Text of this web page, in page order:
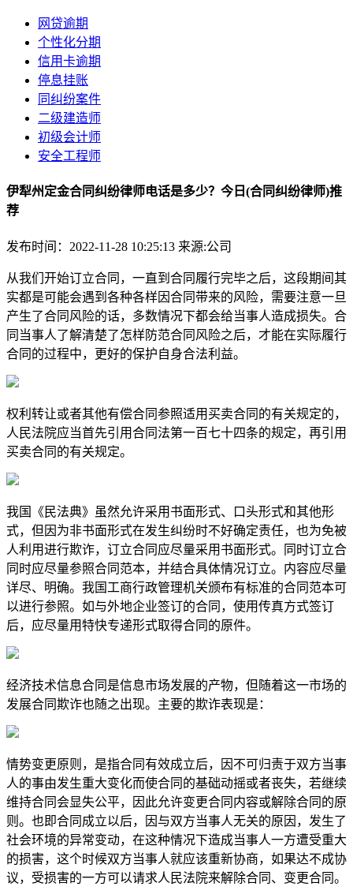
网贷逾期
个性化分期
信用卡逾期
停息挂账
同纠纷案件
二级建造师
初级会计师
安全工程师
伊犁州定金合同纠纷律师电话是多少？今日(合同纠纷律师)推
荐
发布时间：2022-11-28 10:25:13 来源:公司
从我们开始订立合同，一直到合同履行完毕之后，这段期间其
实都是可能会遇到各种各样因合同带来的风险，需要注意一旦
产生了合同风险的话，多数情况下都会给当事人造成损失。合
同当事人了解清楚了怎样防范合同风险之后，才能在实际履行
合同的过程中，更好的保护自身合法利益。
权利转让或者其他有偿合同参照适用买卖合同的有关规定的，
人民法院应当首先引用合同法第一百七十四条的规定，再引用
买卖合同的有关规定。
我国《民法典》虽然允许采用书面形式、口头形式和其他形
式，但因为非书面形式在发生纠纷时不好确定责任，也为免被
人利用进行欺诈，订立合同应尽量采用书面形式。同时订立合
同时应尽量参照合同范本，并结合具体情况订立。内容应尽量
详尽、明确。我国工商行政管理机关颁布有标准的合同范本可
以进行参照。如与外地企业签订的合同，使用传真方式签订
后，应尽量用特快专递形式取得合同的原件。
经济技术信息合同是信息市场发展的产物，但随着这一市场的
发展合同欺诈也随之出现。主要的欺诈表现是：
情势变更原则，是指合同有效成立后，因不可归责于双方当事
人的事由发生重大变化而使合同的基础动摇或者丧失，若继续
维持合同会显失公平，因此允许变更合同内容或解除合同的原
则。也即合同成立以后，因与双方当事人无关的原因，发生了
社会环境的异常变动，在这种情况下造成当事人一方遭受重大
的损害，这个时候双方当事人就应该重新协商，如果达不成协
议，受损害的一方可以请求人民法院来解除合同、变更合同。